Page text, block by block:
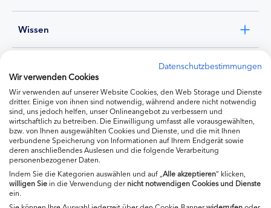
Wissen
Ernährung
Produkte
Datenschutzbestimmungen
Wir verwenden Cookies
Wir verwenden auf unserer Website Cookies, den Web Storage und Dienste
dritter. Einige von ihnen sind notwendig, während andere nicht notwendig
sind, uns jedoch helfen, unser Onlineangebot zu verbessern und
wirtschaftlich zu betreiben. Die Einwilligung umfasst alle vorausgewählten,
bzw. von Ihnen ausgewählten Cookies und Dienste, und die mit Ihnen
verbundene Speicherung von Informationen auf Ihrem Endgerät sowie
deren anschließendes Auslesen und die folgende Verarbeitung
personenbezogener Daten.
Indem Sie die Kategorien auswählen und auf „ Alle akzeptieren“ klicken,
willigenSie in die Verwendung dernicht notwendigen Cookies und Dienste
ein.